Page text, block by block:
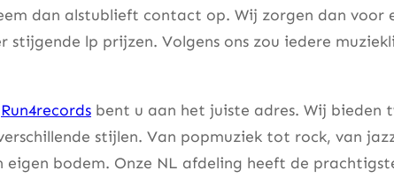
dan alstublieft contact op. Wij zorgen dan voor
stijgende lp prijzen. Volgens ons zou iedere
Run4records bent u aan het juiste adres. Wij bieden
stijlen. Van popmuziek tot rock, van
bodem. Onze NL afdeling heeft de